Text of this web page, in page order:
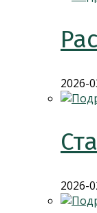
2026-
2026-